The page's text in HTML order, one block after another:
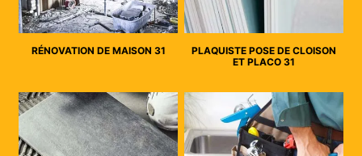
RÉNOVATION DE MAISON 31
PLAQUISTE POSE DE CLOISON
ET PLACO 31